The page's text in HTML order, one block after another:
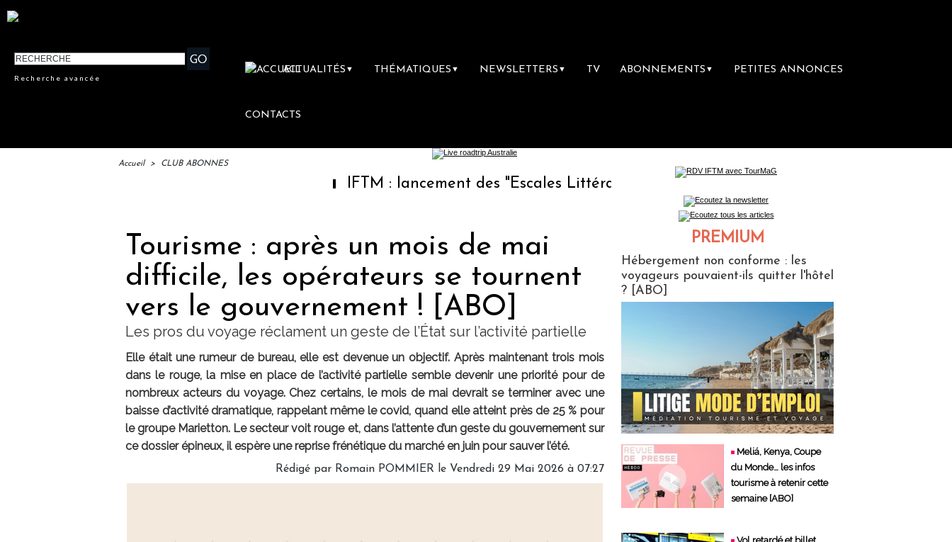
Recherche avancée
ACTUALITÉS ▼ THÉMATIQUES ▼ NEWSLETTERS ▼ TV ABONNEMENTS ▼ PETITES ANNONCES
CONTACTS
Accueil > CLUB ABONNES
IFTM : lancement des "Escales Littéraires", la première librairie du voyage
Tourisme : après un mois de mai
difficile, les opérateurs se tournent
vers le gouvernement ! [ABO]
Les pros du voyage réclament un geste de l’État sur l’activité partielle
Elle était une rumeur de bureau, elle est devenue un objectif. Après maintenant trois mois
dans le rouge, la mise en place de l’activité partielle semble devenir une priorité pour de
nombreux acteurs du voyage. Chez certains, le mois de mai devrait se terminer avec une
baisse d’activité dramatique, rappelant même le covid, quand elle atteint près de 25 % pour
le groupe Marietton. Le secteur voit rouge et, dans l’attente d’un geste du gouvernement sur
ce dossier épineux, il espère une reprise frénétique du marché en juin pour sauver l’été.
Rédigé par Romain POMMIER le Vendredi 29 Mai 2026 à 07:27
PREMIUM
Hébergement non conforme : les
voyageurs pouvaient-ils quitter l'hôtel
? [ABO]
Meliá, Kenya, Coupe
du Monde… les infos
tourisme à retenir cette
semaine [ABO]